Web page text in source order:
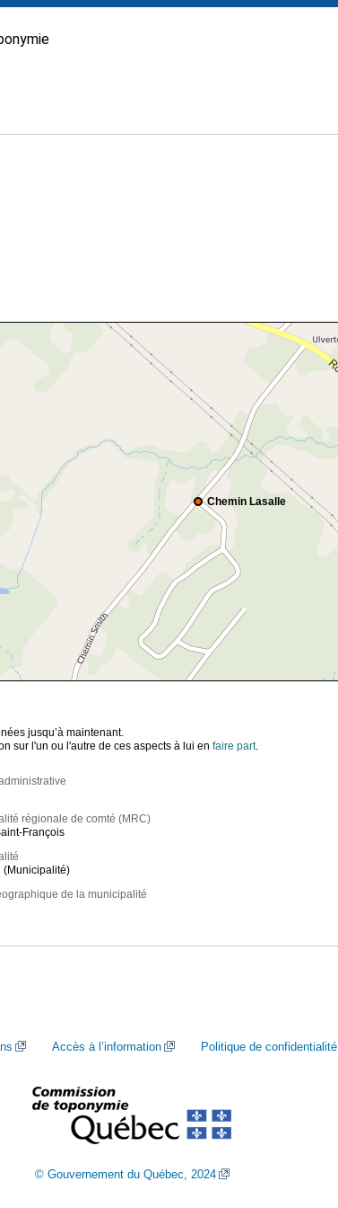
Chemin Lasalle
jusqu’à maintenant.
sur l'un ou l'autre de ces aspects à lui en faire part.
régionale de comté (MRC)
François
(Municipalité)
de la municipalité
Accès à l’information Politique de confidentialité
© Gouvernement du Québec, 2024